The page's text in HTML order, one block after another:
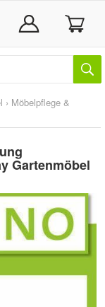
› Möbelpflege &
Gartenmöbel